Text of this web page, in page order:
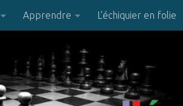
Apprendre L’échiquier en folie